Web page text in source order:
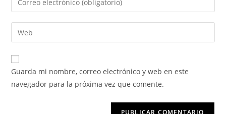
Guarda mi nombre, correo electrónico y web en este
navegador para la próxima vez que comente.